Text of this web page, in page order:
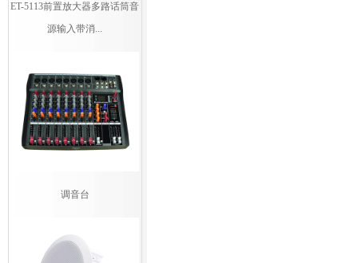
ET-5113前置放大器多路话筒音
源输入带消...
调音台